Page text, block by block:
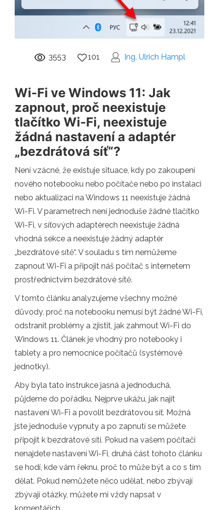
3553 101 Ing. Ulrich Hampl
Wi-Fi ve Windows 11: Jak
zapnout, proč neexistuje
tlačítko Wi-Fi, neexistuje
žádná nastavení a adaptér
„bezdrátová síť“?
Není vzácné, že existuje situace, kdy po zakoupení
nového notebooku nebo počítače nebo po instalaci
nebo aktualizaci na Windows 11 neexistuje žádná
Wi-Fi. V parametrech není jednoduše žádné tlačítko
Wi-Fi, v síťových adaptérech neexistuje žádná
vhodná sekce a neexistuje žádný adaptér
„bezdrátové sítě“. V souladu s tím nemůžeme
zapnout Wi-Fi a připojit náš počítač s internetem
prostřednictvím bezdrátové sítě.
V tomto článku analyzujeme všechny možné
důvody, proč na notebooku nemusí být žádné Wi-Fi,
odstranit problémy a zjistit, jak zahrnout Wi-Fi do
Windows 11. Článek je vhodný pro notebooky i
tablety a pro nemocnice počítačů (systémové
jednotky).
Aby byla tato instrukce jasná a jednoduchá,
půjdeme do pořádku. Nejprve ukážu, jak najít
nastavení Wi-Fi a povolit bezdrátovou síť. Možná
jste jednoduše vypnuty a po zapnutí se můžete
připojit k bezdrátové síti. Pokud na vašem počítači
nenajdete nastavení Wi-Fi, druhá část tohoto článku
se hodí, kde vám řeknu, proč to může být a co s tím
dělat. Pokud nemůžete něco udělat, nebo zbývají
zbývají otázky, můžete mi vždy napsat v